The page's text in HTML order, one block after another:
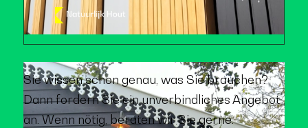
Sie wissen schon genau, was Sie brauchen?
Dann fordern Sie ein unverbindliches Angebot
an. Wenn nötig, beraten wir Sie gerne.